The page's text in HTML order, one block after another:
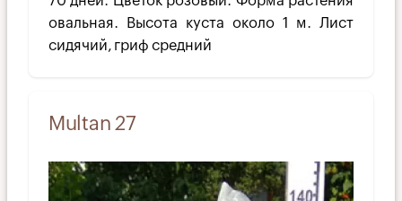
овальная. Высота куста около 1 м. Лист
сидячий, гриф средний
Multan 27